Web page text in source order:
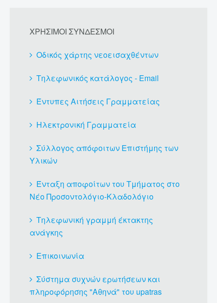
ΧΡΗΣΙΜΟΙ ΣΥΝΔΕΣΜΟΙ
Οδικός χάρτης νεοεισαχθέντων
Τηλεφωνικός κατάλογος - Email
Έντυπες Αιτήσεις Γραμματείας
Ηλεκτρονική Γραμματεία
Σύλλογος απόφοιτων Επιστήμης των
Υλικών
Ένταξη αποφοίτων του Τμήματος στο
Νέο Προσοντολόγιο-Κλαδολόγιο
Τηλεφωνική γραμμή έκτακτης
ανάγκης
Επικοινωνία
Σύστημα συχνών ερωτήσεων και
πληροφόρησης "Αθηνά" του upatras